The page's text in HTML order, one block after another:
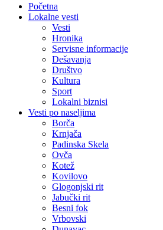
Početna
Lokalne vesti
Vesti
Hronika
Servisne informacije
Dešavanja
Društvo
Kultura
Sport
Lokalni biznisi
Vesti po naseljima
Borča
Krnjača
Padinska Skela
Ovča
Kotež
Kovilovo
Glogonjski rit
Jabučki rit
Besni fok
Vrbovski